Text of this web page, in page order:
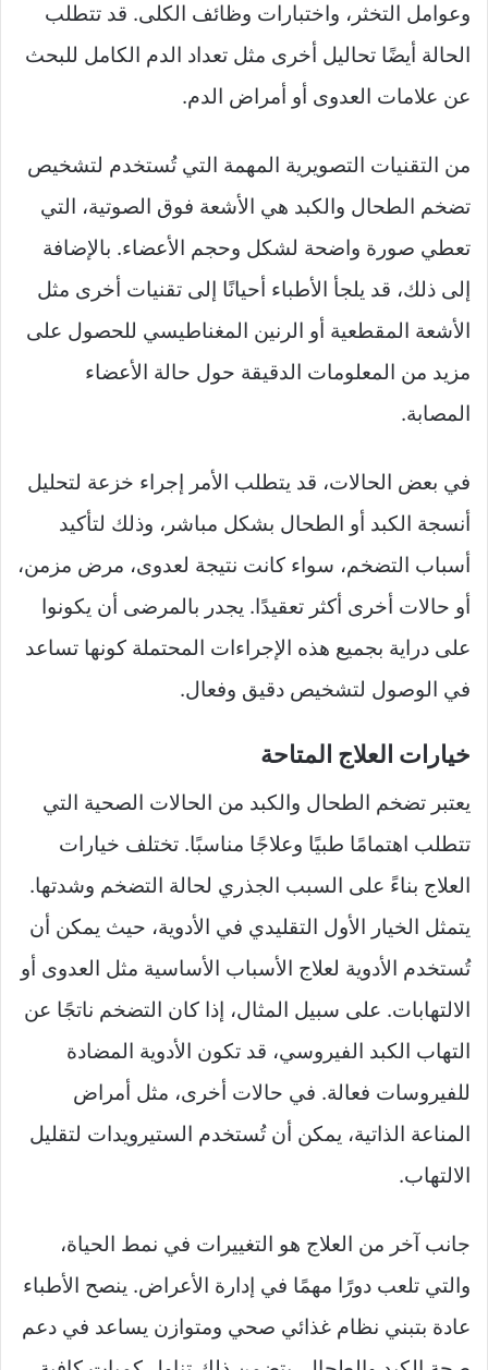
وعوامل التخثر، واختبارات وظائف الكلى. قد تتطلب
الحالة أيضًا تحاليل أخرى مثل تعداد الدم الكامل للبحث
عن علامات العدوى أو أمراض الدم.
من التقنيات التصويرية المهمة التي تُستخدم لتشخيص
تضخم الطحال والكبد هي الأشعة فوق الصوتية، التي
تعطي صورة واضحة لشكل وحجم الأعضاء. بالإضافة
إلى ذلك، قد يلجأ الأطباء أحيانًا إلى تقنيات أخرى مثل
الأشعة المقطعية أو الرنين المغناطيسي للحصول على
مزيد من المعلومات الدقيقة حول حالة الأعضاء
المصابة.
في بعض الحالات، قد يتطلب الأمر إجراء خزعة لتحليل
أنسجة الكبد أو الطحال بشكل مباشر، وذلك لتأكيد
أسباب التضخم، سواء كانت نتيجة لعدوى، مرض مزمن،
أو حالات أخرى أكثر تعقيدًا. يجدر بالمرضى أن يكونوا
على دراية بجميع هذه الإجراءات المحتملة كونها تساعد
في الوصول لتشخيص دقيق وفعال.
خيارات العلاج المتاحة
يعتبر تضخم الطحال والكبد من الحالات الصحية التي
تتطلب اهتمامًا طبيًا وعلاجًا مناسبًا. تختلف خيارات
العلاج بناءً على السبب الجذري لحالة التضخم وشدتها.
يتمثل الخيار الأول التقليدي في الأدوية، حيث يمكن أن
تُستخدم الأدوية لعلاج الأسباب الأساسية مثل العدوى أو
الالتهابات. على سبيل المثال، إذا كان التضخم ناتجًا عن
التهاب الكبد الفيروسي، قد تكون الأدوية المضادة
للفيروسات فعالة. في حالات أخرى، مثل أمراض
المناعة الذاتية، يمكن أن تُستخدم الستيرويدات لتقليل
الالتهاب.
جانب آخر من العلاج هو التغييرات في نمط الحياة،
والتي تلعب دورًا مهمًا في إدارة الأعراض. ينصح الأطباء
عادة بتبني نظام غذائي صحي ومتوازن يساعد في دعم